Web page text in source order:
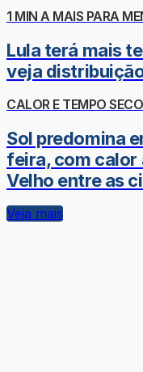
1 MIN A MAIS PARA
Lula terá mais
veja
CALOR E TEMPO SECO
Sol predomina
feira, com calor
Velho entre as
Veja mais